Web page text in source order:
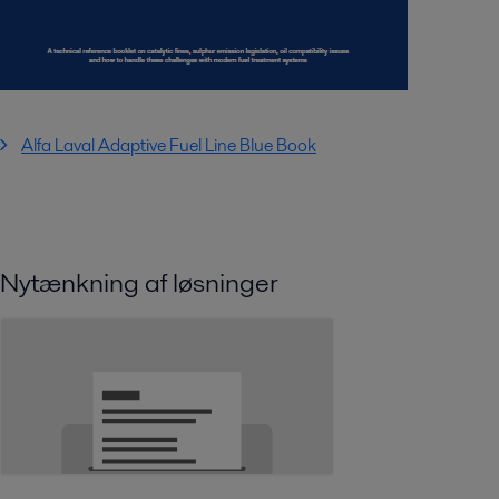
Alfa Laval Adaptive Fuel Line Blue Book
Nytænkning af løsninger